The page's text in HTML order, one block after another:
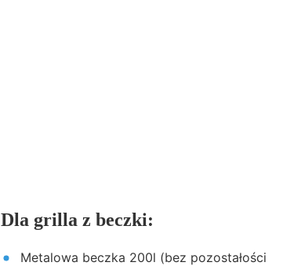
Dla grilla z beczki:
Metalowa beczka 200l (bez pozostałości